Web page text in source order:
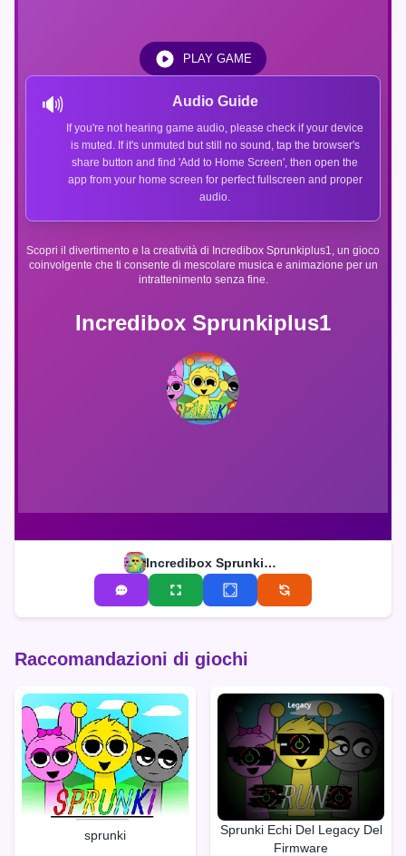
Incredibox Sprunkiplus1
Scopri il divertimento e la creatività di Incredibox Sprunkiplus1, un gioco
coinvolgente che ti consente di mescolare musica e animazione per un
intrattenimento senza fine.
🔊 Audio Guide
If you're not hearing game audio, please check if your device
is muted. If it's unmuted but still no sound, tap the browser's
share button and find 'Add to Home Screen', then open the
app from your home screen for perfect fullscreen and proper
audio.
PLAY GAME
Incredibox Sprunkiplus1
Raccomandazioni di giochi
sprunki
Sprunki Echi Del Legacy Del
Firmware